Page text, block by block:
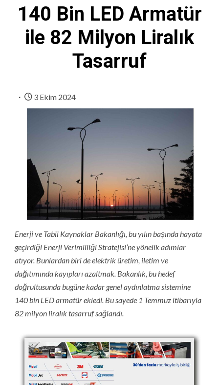
140 Bin LED Armatür
ile 82 Milyon Liralık
Tasarruf
3 Ekim 2024
Enerji ve Tabii Kaynaklar Bakanlığı, bu yılın başında hayata
geçirdiği Enerji Verimliliği Stratejisi’ne yönelik adımlar
atıyor. Bunlardan biri de elektrik üretim, iletim ve
dağıtımında kayıpları azaltmak. Bakanlık, bu hedef
doğrultusunda bugüne kadar genel aydınlatma sistemine
140 bin LED armatür ekledi. Bu sayede 1 Temmuz itibarıyla
82 milyon liralık tasarruf sağlandı.